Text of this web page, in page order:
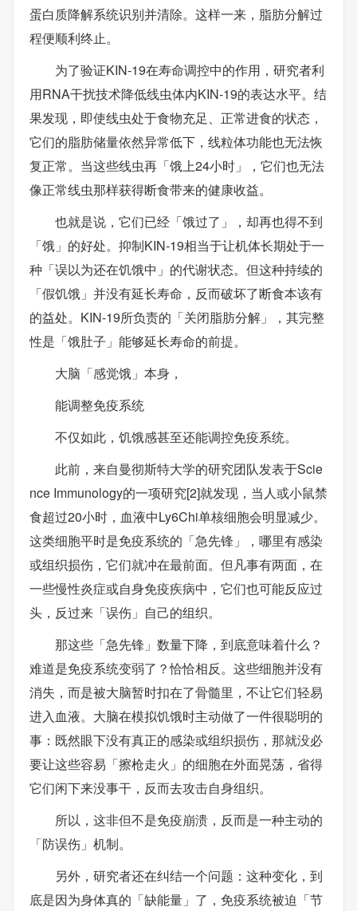
蛋白质降解系统识别并清除。这样一来，脂肪分解过
程便顺利终止。
为了验证KIN-19在寿命调控中的作用，研究者利
用RNA干扰技术降低线虫体内KIN-19的表达水平。结
果发现，即使线虫处于食物充足、正常进食的状态，
它们的脂肪储量依然异常低下，线粒体功能也无法恢
复正常。当这些线虫再「饿上24小时」，它们也无法
像正常线虫那样获得断食带来的健康收益。
也就是说，它们已经「饿过了」，却再也得不到
「饿」的好处。抑制KIN-19相当于让机体长期处于一
种「误以为还在饥饿中」的代谢状态。但这种持续的
「假饥饿」并没有延长寿命，反而破坏了断食本该有
的益处。KIN-19所负责的「关闭脂肪分解」，其完整
性是「饿肚子」能够延长寿命的前提。
大脑「感觉饿」本身，
能调整免疫系统
不仅如此，饥饿感甚至还能调控免疫系统。
此前，来自曼彻斯特大学的研究团队发表于Scie
nce Immunology的一项研究[2]就发现，当人或小鼠禁
食超过20小时，血液中Ly6Chi单核细胞会明显减少。
这类细胞平时是免疫系统的「急先锋」，哪里有感染
或组织损伤，它们就冲在最前面。但凡事有两面，在
一些慢性炎症或自身免疫疾病中，它们也可能反应过
头，反过来「误伤」自己的组织。
那这些「急先锋」数量下降，到底意味着什么？
难道是免疫系统变弱了？恰恰相反。这些细胞并没有
消失，而是被大脑暂时扣在了骨髓里，不让它们轻易
进入血液。大脑在模拟饥饿时主动做了一件很聪明的
事：既然眼下没有真正的感染或组织损伤，那就没必
要让这些容易「擦枪走火」的细胞在外面晃荡，省得
它们闲下来没事干，反而去攻击自身组织。
所以，这非但不是免疫崩溃，反而是一种主动的
「防误伤」机制。
另外，研究者还在纠结一个问题：这种变化，到
底是因为身体真的「缺能量」了，免疫系统被迫「节